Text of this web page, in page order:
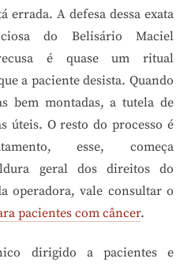
errada. A defesa dessa exata
do Belisário Maciel
é quase um ritual
a paciente desista. Quando
bem montadas, a tutela de
úteis. O resto do processo é
esse, começa
geral dos direitos do
operadora, vale consultar o
pacientes com câncer.
dirigido a pacientes e